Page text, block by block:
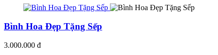
Bình Hoa Đẹp Tặng Sếp
3.000.000 đ